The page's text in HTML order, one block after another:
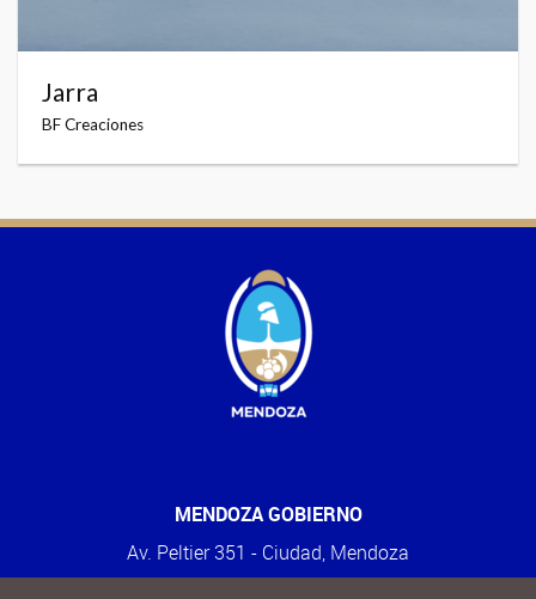
Jarra
BF Creaciones
MENDOZA GOBIERNO
Av. Peltier 351 - Ciudad, Mendoza